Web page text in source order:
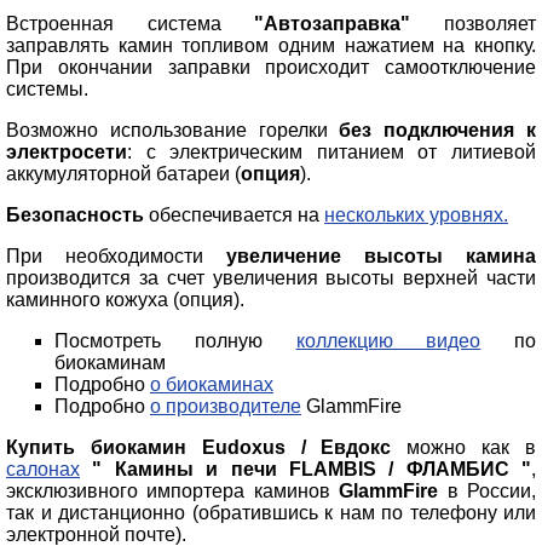
Встроенная система "Автозаправка" позволяет
заправлять камин топливом одним нажатием на кнопку.
При окончании заправки происходит самоотключение
системы.
Возможно использование горелкибез подключения к
электросети: с электрическим питанием от литиевой
аккумуляторной батареи (опция).
Безопасность обеспечивается на нескольких уровнях.
При необходимости увеличение высоты камина
производится за счет увеличения высоты верхней части
каминного кожуха (опция).
Посмотреть полную коллекцию видео по
биокаминам
Подробно о биокаминах
Подробно о производителе GlammFire
Купить биокамин
Eudoxus / Евдокс можно как в
салонах
" Камины и печи FLAMBIS / ФЛАМБИС ",
эксклюзивного импортера каминовGlammFire в России,
так и дистанционно (обратившись к нам по телефону или
электронной почте).